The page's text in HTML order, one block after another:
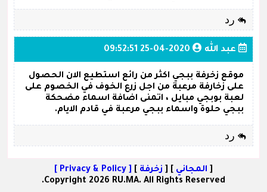
رد
عبد الله 2020-04-25 09:52:51
موقع زخرفة ببجي اكثر من رائع استطيع الان الحصول
على زخارفة مرعبة من اجل زرع الخوف في الخصوم على
لعبة بوبجي مبايل ، اتمنى اضافة اسماء مضحكة
ببجي حلوة واسماء ببجي مرعبة في قادم الايام.
رد
[ المجاني ] [ زخرفة ]
[ Privacy & Policy ]
Copyright 2026 RU.MA. All Rights Reserved.